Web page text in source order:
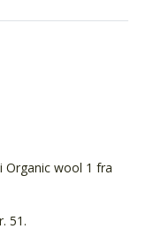
Organic wool 1 fra
51.